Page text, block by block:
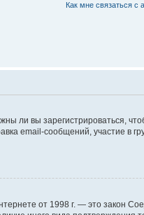
Как мне связаться с
ли вы зарегистрироваться,
сообщений, участие в
от 1998 г. — это